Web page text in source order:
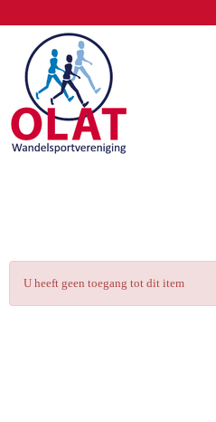
U heeft geen toegang tot dit item